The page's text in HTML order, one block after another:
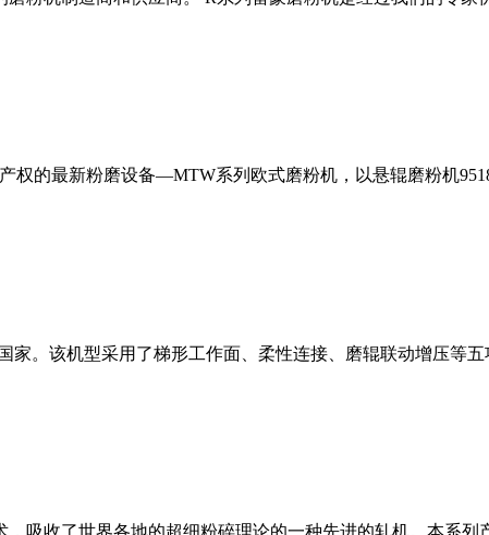
的最新粉磨设备—MTW系列欧式磨粉机，以悬辊磨粉机
。该机型采用了梯形工作面、柔性连接、磨辊联动增压等
吸收了世界各地的超细粉碎理论的一种先进的轧机。本系列